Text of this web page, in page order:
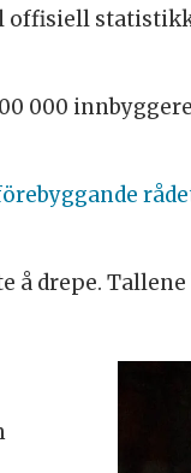
000
å drepe.